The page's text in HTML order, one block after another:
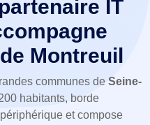
IT
Montreuil
communes de Seine-
habitants, borde
et compose